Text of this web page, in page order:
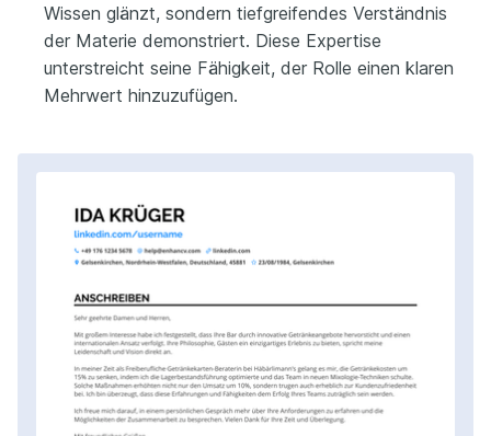
Wissen glänzt, sondern tiefgreifendes Verständnis
der Materie demonstriert. Diese Expertise
unterstreicht seine Fähigkeit, der Rolle einen klaren
Mehrwert hinzuzufügen.